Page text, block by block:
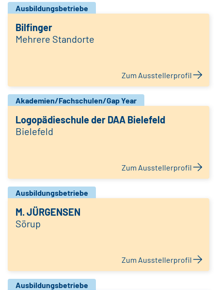
Ausbildungsbetriebe
Bilfinger
Mehrere Standorte
Zum Ausstellerprofil
Akademien/Fachschulen/Gap Year
Logopädieschule der DAA Bielefeld
Bielefeld
Zum Ausstellerprofil
Ausbildungsbetriebe
M. JÜRGENSEN
Sörup
Zum Ausstellerprofil
Ausbildungsbetriebe